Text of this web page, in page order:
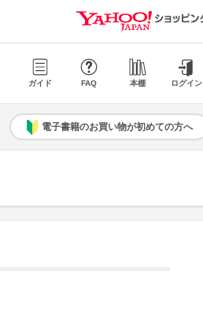
ガイド FAQ 本棚 ログイン
電子書籍のお買い物が初めての方へ